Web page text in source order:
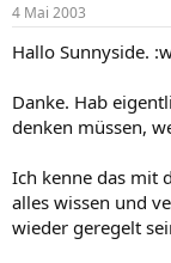
4 Mai 2003
Hallo Sunnyside.
Danke. Hab
denken müssen,
Ich kenne das mit
alles wissen und
wieder geregelt